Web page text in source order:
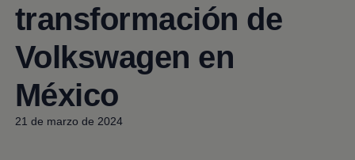
transformación de
Volkswagen en
México
21 de marzo de 2024